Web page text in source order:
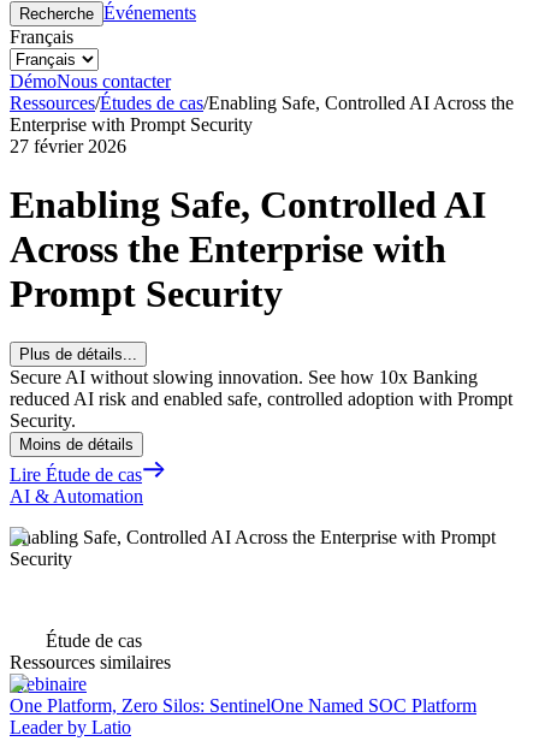
Recherche Événements
Français
DémoNous contacter
Ressources/Études de cas/Enabling Safe, Controlled AI Across the
Enterprise with Prompt Security
27 février 2026
Enabling Safe, Controlled AI
Across the Enterprise with
Prompt Security
Plus de détails...
Secure AI without slowing innovation. See how 10x Banking
reduced AI risk and enabled safe, controlled adoption with Prompt
Security.
Moins de détails
Lire Étude de cas
AI & Automation
Enabling Safe, Controlled AI Across the Enterprise with Prompt
Security
Étude de cas
Ressources similaires
Webinaire
One Platform, Zero Silos: SentinelOne Named SOC Platform
Leader by Latio